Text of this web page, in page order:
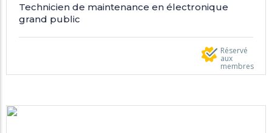
Technicien de maintenance en électronique
grand public
Réservé
aux
membres